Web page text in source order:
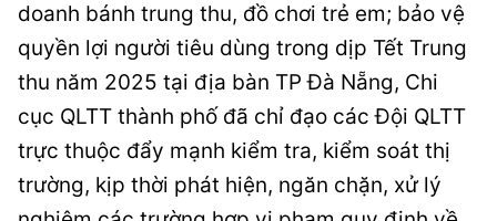
doanh bánh trung thu, đồ chơi trẻ em; bảo vệ
quyền lợi người tiêu dùng trong dịp Tết Trung
thu năm 2025 tại địa bàn TP Đà Nẵng, Chi
cục QLTT thành phố đã chỉ đạo các Đội QLTT
trực thuộc đẩy mạnh kiểm tra, kiểm soát thị
trường, kịp thời phát hiện, ngăn chặn, xử lý